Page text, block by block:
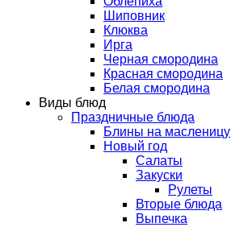
Шиповник
Клюква
Ирга
Черная смородина
Красная смородина
Белая смородина
Виды блюд
Праздничные блюда
Блины на масленицу
Новый год
Салаты
Закуски
Рулеты
Вторые блюда
Выпечка